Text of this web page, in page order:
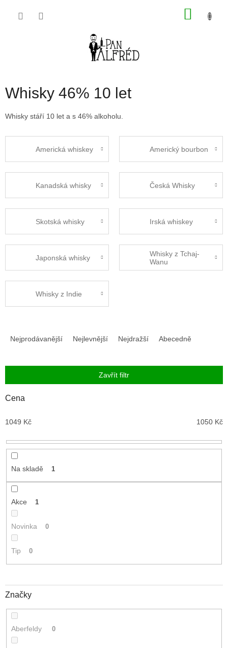
Whisky 46% 10 let
Whisky stáří 10 let a s 46% alkoholu.
Americká whiskey Americký bourbon
Kanadská whisky Česká Whisky
Skotská whisky Irská whiskey
Japonská whisky
Whisky z Tchaj-
Wanu
Whisky z Indie
í
p
d
u
k
Nejprodávanější Nejlevnější Nejdražší Abecedně
Zavřít filtr
Cena
1049 Kč 1050 Kč
Na skladě 1
Akce 1
Novinka 0
Tip 0
Značky
Aberfeldy 0